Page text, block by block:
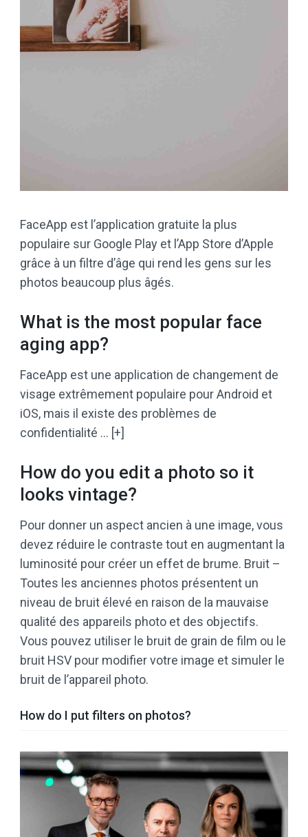
FaceApp est l’application gratuite la plus
populaire sur Google Play et l’App Store d’Apple
grâce à un filtre d’âge qui rend les gens sur les
photos beaucoup plus âgés.
What is the most popular face
aging app?
FaceApp est une application de changement de
visage extrêmement populaire pour Android et
iOS, mais il existe des problèmes de
confidentialité … [+]
How do you edit a photo so it
looks vintage?
Pour donner un aspect ancien à une image, vous
devez réduire le contraste tout en augmentant la
luminosité pour créer un effet de brume. Bruit –
Toutes les anciennes photos présentent un
niveau de bruit élevé en raison de la mauvaise
qualité des appareils photo et des objectifs.
Vous pouvez utiliser le bruit de grain de film ou le
bruit HSV pour modifier votre image et simuler le
bruit de l’appareil photo.
How do I put filters on photos?